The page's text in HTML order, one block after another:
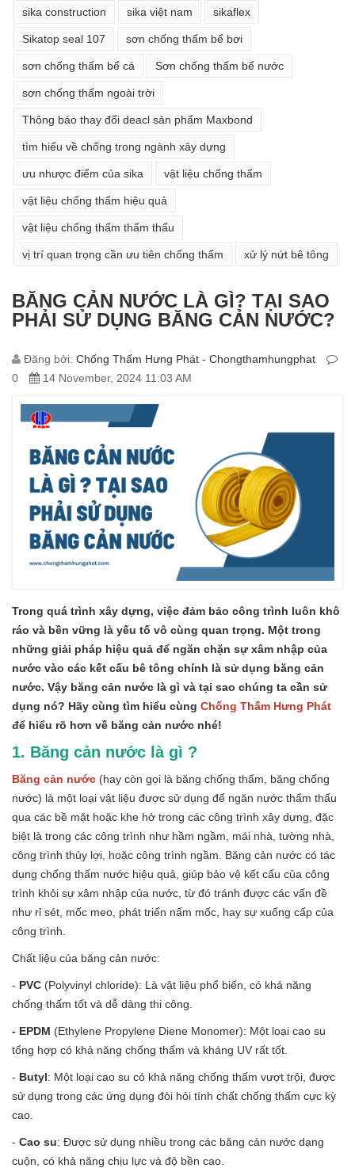
sika construction sika việt nam sikaflex
Sikatop seal 107 sơn chống thấm bể bơi
sơn chống thấm bể cá Sơn chống thấm bể nước
sơn chống thấm ngoài trời
Thông báo thay đổi deacl sản phẩm Maxbond
tìm hiểu về chống trong ngành xây dựng
ưu nhược điểm của sika vật liệu chống thấm
vật liệu chống thấm hiệu quả
vật liệu chống thấm thẩm thấu
vị trí quan trọng cần ưu tiên chống thấm xử lý nứt bê tông
BĂNG CẢN NƯỚC LÀ GÌ? TẠI SAO
PHẢI SỬ DỤNG BĂNG CẢN NƯỚC?
Đăng bởi: Chống Thấm Hưng Phát - Chongthamhungphat
0
14 November, 2024 11:03 AM
Trong quá trình xây dựng, việc đảm bảo công trình luôn khô
ráo và bền vững là yếu tố vô cùng quan trọng. Một trong
những giải pháp hiệu quả để ngăn chặn sự xâm nhập của
nước vào các kết cấu bê tông chính là sử dụng băng cản
nước. Vậy băng cản nước là gì và tại sao chúng ta cần sử
dụng nó? Hãy cùng tìm hiểu cùng Chống Thấm Hưng Phát
để hiểu rõ hơn về băng cản nước nhé!
1. Băng cản nước là gì ?
Băng cản nước (hay còn gọi là băng chống thấm, băng chống
nước) là một loại vật liệu được sử dụng để ngăn nước thẩm thấu
qua các bề mặt hoặc khe hở trong các công trình xây dựng, đặc
biệt là trong các công trình như hầm ngầm, mái nhà, tường nhà,
công trình thủy lợi, hoặc công trình ngầm. Băng cản nước có tác
dụng chống thấm nước hiệu quả, giúp bảo vệ kết cấu của công
trình khỏi sự xâm nhập của nước, từ đó tránh được các vấn đề
như rỉ sét, mốc meo, phát triển nấm mốc, hay sự xuống cấp của
công trình.
Chất liệu của băng cản nước:
- PVC (Polyvinyl chloride): Là vật liệu phổ biến, có khả năng
chống thấm tốt và dễ dàng thi công.
- EPDM (Ethylene Propylene Diene Monomer): Một loại cao su
tổng hợp có khả năng chống thấm và kháng UV rất tốt.
- Butyl: Một loại cao su có khả năng chống thấm vượt trội, được
sử dụng trong các ứng dụng đòi hỏi tính chất chống thấm cực kỳ
cao.
- Cao su: Được sử dụng nhiều trong các băng cản nước dạng
cuộn, có khả năng chịu lực và độ bền cao.